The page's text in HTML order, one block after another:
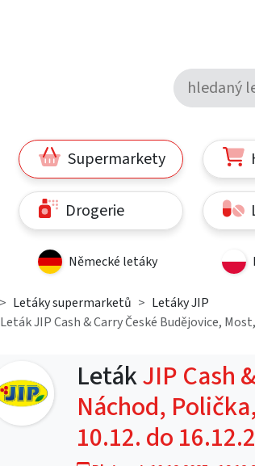
Supermarkety
Drogerie
Německé letáky
Letáky supermarketů
Letáky JIP
Leták JIP Cash & Carry České Budějovice,
LetákJIP Cash
Náchod,
10.12. do